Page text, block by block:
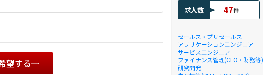
望する
求人数 47件
セールス・プリセールス
アプリケーションエンジニア
サービスエンジニア
ファイナンス管理(CFO・財務等)
研究開発